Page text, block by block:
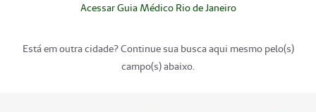
Acessar Guia Médico Rio de Janeiro
Está em outra cidade? Continue sua busca aqui mesmo pelo(s)
campo(s) abaixo.